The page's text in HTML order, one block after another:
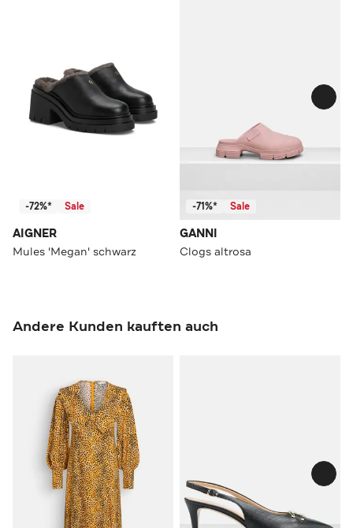
-72%* Sale
AIGNER
Mules 'Megan' schwarz
-71%* Sale
GANNI
Clogs altrosa
Andere Kunden kauften auch